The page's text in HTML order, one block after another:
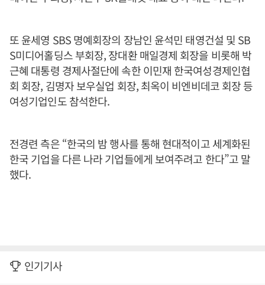
또 윤세영 SBS 명예회장의 장남인 윤석민 태영건설 및 SB
S미디어홀딩스 부회장, 장대환 매일경제 회장을 비롯해 박
근혜 대통령 경제사절단에 속한 이민재 한국여성경제인협
회 회장, 김명자 보우실업 회장, 최옥이 비엔비데코 회장 등
여성기업인도 참석한다.
전경련 측은 “한국의 밤 행사를 통해 현대적이고 세계화된
한국 기업을 다른 나라 기업들에게 보여주려고 한다”고 말
했다.
인기기사